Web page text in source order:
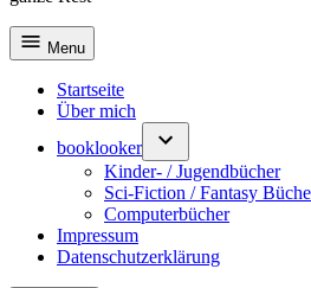
Menu
Startseite
Über mich
booklooker
Kinder- / Jugendbücher
Sci-Fiction / Fantasy
Computerbücher
Impressum
Datenschutzerklärung